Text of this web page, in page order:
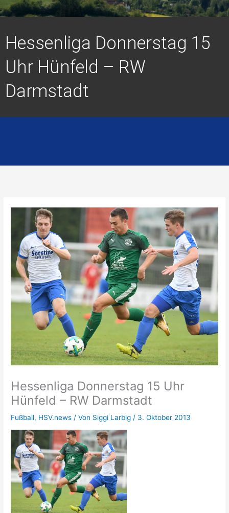
Hessenliga Donnerstag 15
Uhr Hünfeld – RW
Darmstadt
Hessenliga Donnerstag 15 Uhr
Hünfeld – RW Darmstadt
Fußball, HSV.news / Von Siggi Larbig/ 3. Oktober 2013